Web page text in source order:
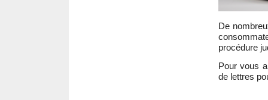
De
procédure
Pour vous
de lettres